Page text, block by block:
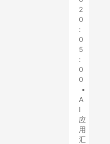
2
0
:
0
5
:
0
0
•
A
I
应
用
汇